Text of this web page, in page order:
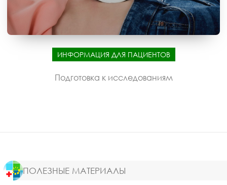
ИНФОРМАЦИЯ ДЛЯ ПАЦИЕНТОВ
Подготовка к исследованиям
ПОЛЕЗНЫЕ МАТЕРИАЛЫ